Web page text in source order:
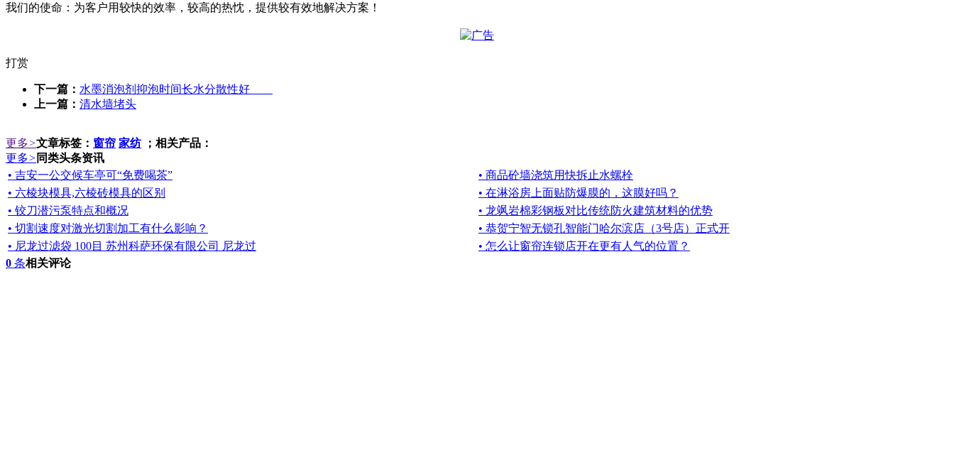
我们的使命：为客户用较快的效率，较高的热忱，提供较有效地解决方案！
打赏
下一篇： 水墨消泡剂抑泡时间长水分散性好
上一篇： 清水墙堵头
更多>文章标签： 窗帘 家纺；相关产品：
更多> 同类头条资讯
• 吉安一公交候车亭可“免费喝茶”
• 商品砼墙浇筑用快拆止水螺栓
• 六棱块模具,六棱砖模具的区别
• 在淋浴房上面贴防爆膜的，这膜好吗？
• 铰刀潜污泵特点和概况
• 龙飒岩棉彩钢板对比传统防火建筑材料的优势
• 切割速度对激光切割加工有什么影响？
• 恭贺宁智无锁孔智能门哈尔滨店（3号店）正式开
• 尼龙过滤袋 100目 苏州科萨环保有限公司 尼龙过
• 怎么让窗帘连锁店开在更有人气的位置？
0 条相关评论